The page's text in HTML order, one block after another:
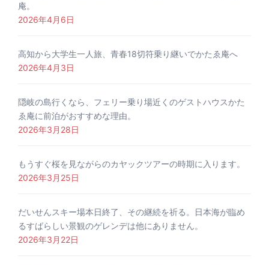
庵。
2026年4月6日
高知から大学生一人旅、青春18切符乗り継いでかたゑ庵へ
2026年4月3日
隠岐の島行くなら、フェリー乗り場近くのゲストハウスかた
ゑ庵に前泊がおすすめな理由。
2026年3月28日
もうすぐ桜を見ながらのカヤックツアーの時期に入ります。
2026年3月25日
だいせんスキー場本日終了、その継続を祈る。日本海が臨め
るすばらしい景観のゲレンデは他にありません。
2026年3月22日